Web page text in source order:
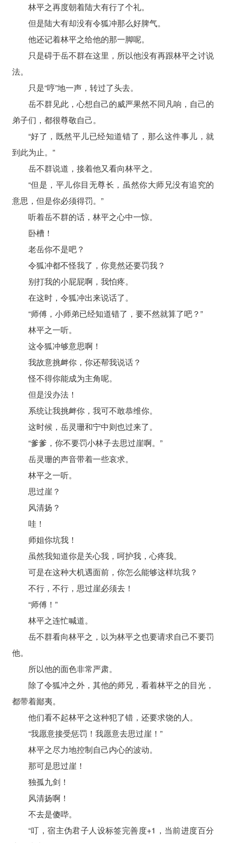
林平之再度朝着陆大有行了个礼。
但是陆大有却没有令狐冲那么好脾气。
他还记着林平之给他的那一脚呢。
只是碍于岳不群在这里，所以他没有再跟林平之讨说
法。
只是“哼”地一声，转过了头去。
岳不群见此，心想自己的威严果然不同凡响，自己的
弟子们，都很尊敬自己。
“好了，既然平儿已经知道错了，那么这件事儿，就
到此为止。”
岳不群说道，接着他又看向林平之。
“但是，平儿你目无尊长，虽然你大师兄没有追究的
意思，但是你必须得罚。”
听着岳不群的话，林平之心中一惊。
卧槽！
老岳你不是吧？
令狐冲都不怪我了，你竟然还要罚我？
别打我的小屁屁啊，我怕疼。
在这时，令狐冲出来说话了。
“师傅，小师弟已经知道错了，要不然就算了吧？”
林平之一听。
这令狐冲够意思啊！
我故意挑衅你，你还帮我说话？
怪不得你能成为主角呢。
但是没办法！
系统让我挑衅你，我可不敢恭维你。
这时候，岳灵珊和宁中则也过来了。
“爹爹，你不要罚小林子去思过崖啊。”
岳灵珊的声音带着一些哀求。
林平之一听。
思过崖？
风清扬？
哇！
师姐你坑我！
虽然我知道你是关心我，呵护我，心疼我。
可是在这种大机遇面前，你怎么能够这样坑我？
不行，不行，思过崖必须去！
“师傅！”
林平之连忙喊道。
岳不群看向林平之，以为林平之也要请求自己不要罚
他。
所以他的面色非常严肃。
除了令狐冲之外，其他的师兄，看着林平之的目光，
都带着鄙夷。
他们看不起林平之这种犯了错，还要求饶的人。
“我愿意接受惩罚！我愿意去思过崖！”
林平之尽力地控制自己内心的波动。
那可是思过崖！
独孤九剑！
风清扬啊！
不去是傻哔。
“叮，宿主伪君子人设标签完善度+1，当前进度百分